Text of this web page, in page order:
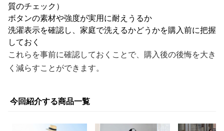
質のチェック）
ボタンの素材や強度が実用に耐えうるか
洗濯表示を確認し、家庭で洗えるかどうかを購入前に把握
しておく
これらを事前に確認しておくことで、購入後の後悔を大き
く減らすことができます。
今回紹介する商品一覧